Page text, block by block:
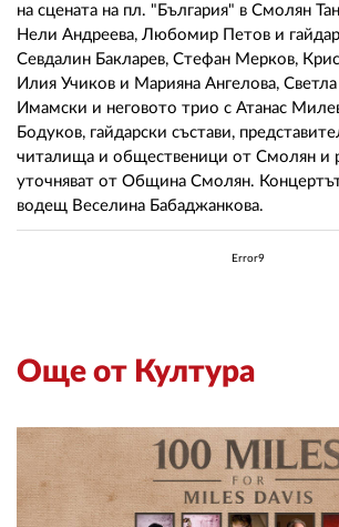
на сцената на пл. "България" в Смолян
Нели Андреева, Любомир Петов и
Севдалин Бакларев, Стефан Мерков,
Илия Учиков и Марияна Ангелова,
Имамски и неговото трио с Атанас
Бодуков, гайдарски състави,
читалища и общественици от Смолян и
уточняват от Община Смолян.
водещ Веселина Бабаджанкова.
Error9
Още от Култура